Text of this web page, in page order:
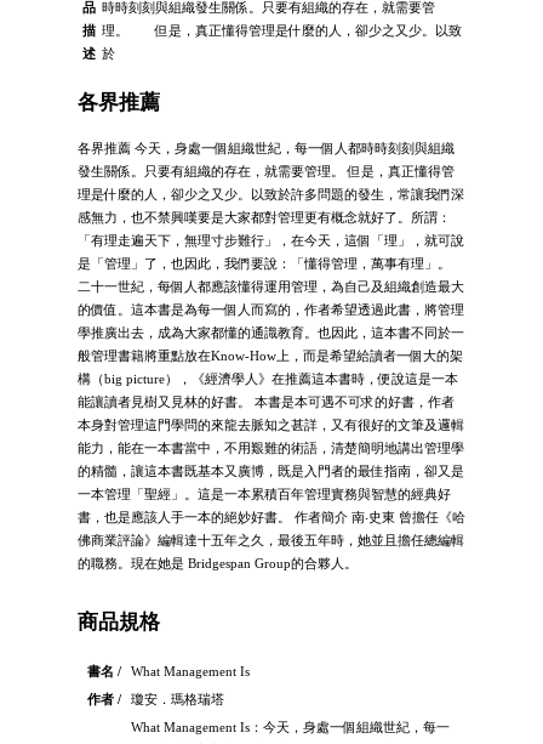
品
描
述
時時刻刻與組織發生關係。只要有組織的存在，就需要管
理。 但是，真正懂得管理是什麼的人，卻少之又少。以致
於
各界推薦
各界推薦 今天，身處一個組織世紀，每一個人都時時刻刻與組織
發生關係。只要有組織的存在，就需要管理。 但是，真正懂得管
理是什麼的人，卻少之又少。以致於許多問題的發生，常讓我們深
感無力，也不禁興嘆要是大家都對管理更有概念就好了。所謂：
「有理走遍天下，無理寸步難行」，在今天，這個「理」，就可說
是「管理」了，也因此，我們要說：「懂得管理，萬事有理」。
二十一世紀，每個人都應該懂得運用管理，為自己及組織創造最大
的價值。這本書是為每一個人而寫的，作者希望透過此書，將管理
學推廣出去，成為大家都懂的通識教育。也因此，這本書不同於一
般管理書籍將重點放在Know-How上，而是希望給讀者一個大的架
構（big picture），《經濟學人》在推薦這本書時，便說這是一本
能讓讀者見樹又見林的好書。 本書是本可遇不可求的好書，作者
本身對管理這門學問的來龍去脈知之甚詳，又有很好的文筆及邏輯
能力，能在一本書當中，不用艱難的術語，清楚簡明地講出管理學
的精髓，讓這本書既基本又廣博，既是入門者的最佳指南，卻又是
一本管理「聖經」。這是一本累積百年管理實務與智慧的經典好
書，也是應該人手一本的絕妙好書。 作者簡介 南‧史東 曾擔任《哈
佛商業評論》編輯達十五年之久，最後五年時，她並且擔任總編輯
的職務。現在她是 Bridgespan Group的合夥人。
商品規格
書名 /
What Management Is
作者 /
瓊安．瑪格瑞塔
What Management Is：今天，身處一個組織世紀，每一